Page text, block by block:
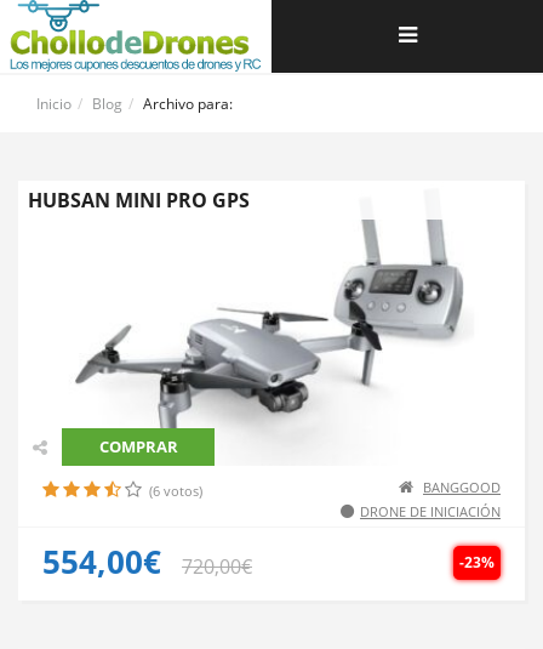
Navegación
Inicio Blog Archivo para:
HUBSAN MINI PRO GPS
COMPRAR
(6 votos)
BANGGOOD
DRONE DE INICIACIÓN
-23%
554,00€ 720,00€